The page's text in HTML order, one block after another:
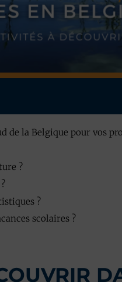
de la Belgique pour vos
?
?
scolaires ?